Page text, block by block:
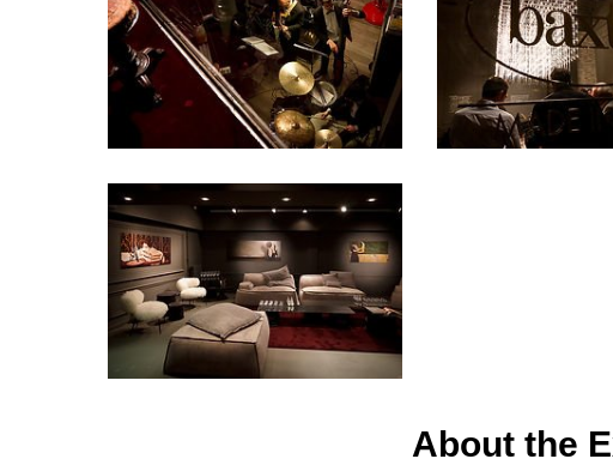
essence
13
About the